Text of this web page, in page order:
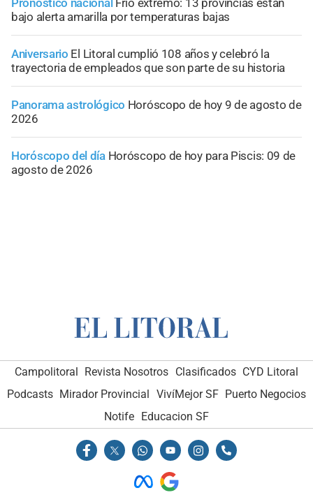
bajo alerta amarilla por temperaturas bajas
Aniversario El Litoral cumplió 108 años y celebró la
trayectoria de empleados que son parte de su historia
Panorama astrológico Horóscopo de hoy 9 de agosto de
2026
Horóscopo del día Horóscopo de hoy para Piscis: 09 de
agosto de 2026
Campolitoral Revista Nosotros Clasificados CYD Litoral
Podcasts Mirador Provincial VivíMejor SF Puerto Negocios
Notife Educacion SF